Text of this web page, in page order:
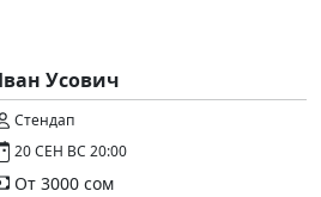
Усович
Стендап
20 СЕН ВС 20:00
От 3000 сом